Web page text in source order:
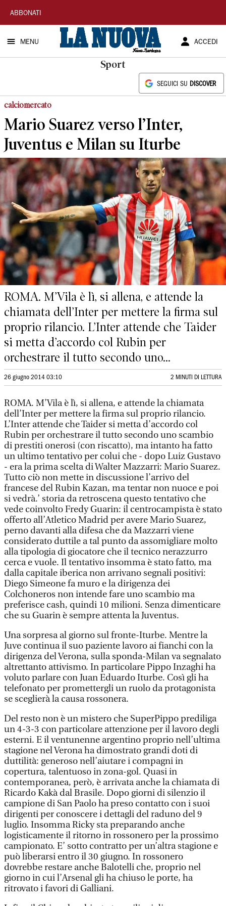
La
Nuova
Sardegna
ABBONATI
MENU ACCEDI
Sport
SEGUICI SU DISCOVER
calciomercato
Mario Suarez verso l’Inter,
Juventus e Milan su Iturbe
ROMA. M’Vila è lì, si allena, e attende la
chiamata dell’Inter per mettere la firma sul
proprio rilancio. L’Inter attende che Taider
si metta d’accordo col Rubin per
orchestrare il tutto secondo uno...
26 giugno 2014 03:10 2 MINUTI DI LETTURA
ROMA. M’Vila è lì, si allena, e attende la chiamata
dell’Inter per mettere la firma sul proprio rilancio.
L’Inter attende che Taider si metta d’accordo col
Rubin per orchestrare il tutto secondo uno scambio
di prestiti onerosi (con riscatto), ma intanto ha fatto
un ultimo tentativo per colui che - dopo Luiz Gustavo
- era la prima scelta di Walter Mazzarri: Mario Suarez.
Tutto ciò non mette in discussione l’arrivo del
francese del Rubin Kazan, ma tentar non nuoce e poi
si vedrà.’ storia da retroscena questo tentativo che
vede coinvolto Fredy Guarin: il centrocampista è stato
offerto all’Atletico Madrid per avere Mario Suarez,
perno davanti alla difesa che da Mazzarri viene
considerato duttile a tal punto da assomigliare molto
alla tipologia di giocatore che il tecnico nerazzurro
cerca e vuole. Il tentativo insomma è stato fatto, ma
dalla capitale iberica non arrivano segnali positivi:
Diego Simeone fa muro e la dirigenza dei
Colchoneros non intende fare uno scambio ma
preferisce cash, quindi 10 milioni. Senza dimenticare
che su Guarin è sempre attenta la Juventus.
Una sorpresa al giorno sul fronte-Iturbe. Mentre la
Juve continua il suo paziente lavoro ai fianchi con la
dirigenza del Verona, sulla sponda-Milan va segnalato
altrettanto attivismo. In particolare Pippo Inzaghi ha
voluto parlare con Juan Eduardo Iturbe. Così gli ha
telefonato per promettergli un ruolo da protagonista
se sceglierà la causa rossonera.
Del resto non è un mistero che SuperPippo prediliga
un 4-3-3 con particolare attenzione per il lavoro degli
esterni. E il ventunenne argentino proprio nell’ultima
stagione nel Verona ha dimostrato grandi doti di
duttilità: generoso nell’aiutare i compagni in
copertura, talentuoso in zona-gol. Quasi in
contemporanea, però, è arrivata anche la chiamata di
Ricardo Kakà dal Brasile. Dopo giorni di silenzio il
campione di San Paolo ha preso contatto con i suoi
dirigenti per conoscere i dettagli del raduno del 9
luglio. Insomma Ricky sta preparando anche
logisticamente il ritorno in rossonero per la prossimo
campionato. E’ sotto contratto per un’altra stagione e
può liberarsi entro il 30 giugno. In rossonero
dovrebbe restare anche Balotelli che, proprio nel
giorno in cui l’Arsenal gli ha chiuso le porte, ha
ritrovato i favori di Galliani.